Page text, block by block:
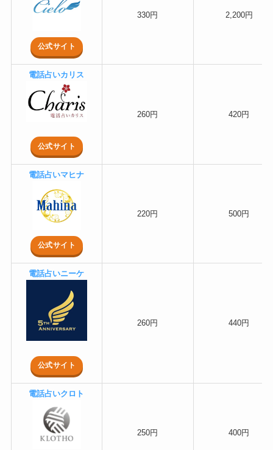
公式サイト
330円 2,200円
電話占いカリス
公式サイト
260円 420円
電話占いマヒナ
公式サイト
220円 500円
電話占いニーケ
公式サイト
260円 440円
電話占いクロト
250円 400円